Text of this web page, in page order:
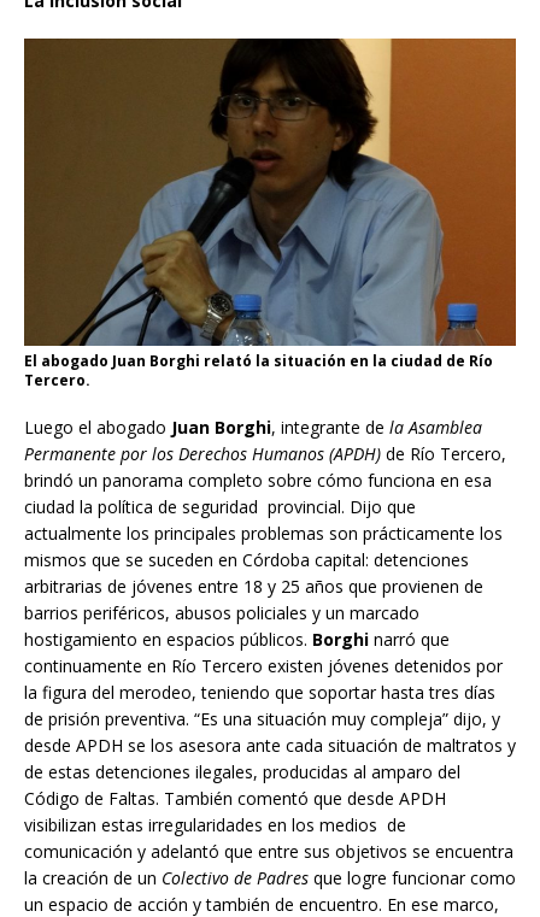
El abogado Juan Borghi relató la situación en la ciudad de Río
Tercero.
Luego el abogado Juan Borghi, integrante de la Asamblea
Permanente por los Derechos Humanos (APDH) de Río Tercero,
brindó un panorama completo sobre cómo funciona en esa
ciudad la política de seguridad provincial. Dijo que
actualmente los principales problemas son prácticamente los
mismos que se suceden en Córdoba capital: detenciones
arbitrarias de jóvenes entre 18 y 25 años que provienen de
barrios periféricos, abusos policiales y un marcado
hostigamiento en espacios públicos. Borghi narró que
continuamente en Río Tercero existen jóvenes detenidos por
la figura del merodeo, teniendo que soportar hasta tres días
de prisión preventiva. “Es una situación muy compleja” dijo, y
desde APDH se los asesora ante cada situación de maltratos y
de estas detenciones ilegales, producidas al amparo del
Código de Faltas. También comentó que desde APDH
visibilizan estas irregularidades en los medios de
comunicación y adelantó que entre sus objetivos se encuentra
la creación de un Colectivo de Padres que logre funcionar como
un espacio de acción y también de encuentro. En ese marco,